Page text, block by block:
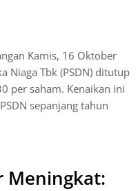
Kamis, 16 Oktober
Niaga Tbk (PSDN) ditutup
per saham. Kenaikan ini
sepanjang tahun
Meningkat: